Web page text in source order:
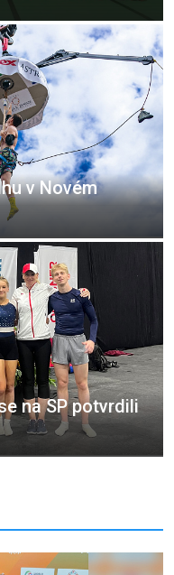
v Novém
na SP potvrdili